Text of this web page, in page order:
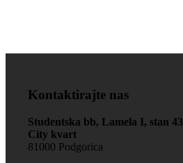
Kontaktirajte nas
Studentska bb, Lamela I, stan 43
City kvart
81000 Podgorica